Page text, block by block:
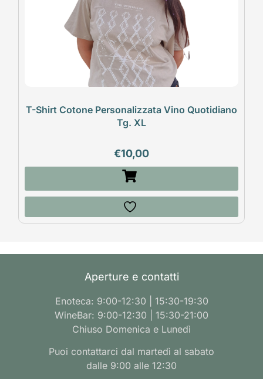
T-Shirt Cotone Personalizzata Vino Quotidiano
Tg. XL
€10,00
Aperture e contatti
Enoteca: 9:00-12:30 | 15:30-19:30
WineBar: 9:00-12:30 | 15:30-21:00
Chiuso Domenica e Lunedì
Puoi contattarci dal martedì al sabato
dalle 9:00 alle 12:30